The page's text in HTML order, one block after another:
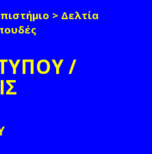
> Δελτία
/